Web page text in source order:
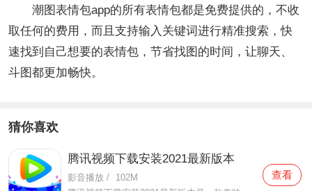
潮图表情包app的所有表情包都是免费提供的，不收
取任何的费用，而且支持输入关键词进行精准搜索，快
速找到自己想要的表情包，节省找图的时间，让聊天、
斗图都更加畅快。
猜你喜欢
腾讯视频下载安装2021最新版本
影音播放 /
102M
查看